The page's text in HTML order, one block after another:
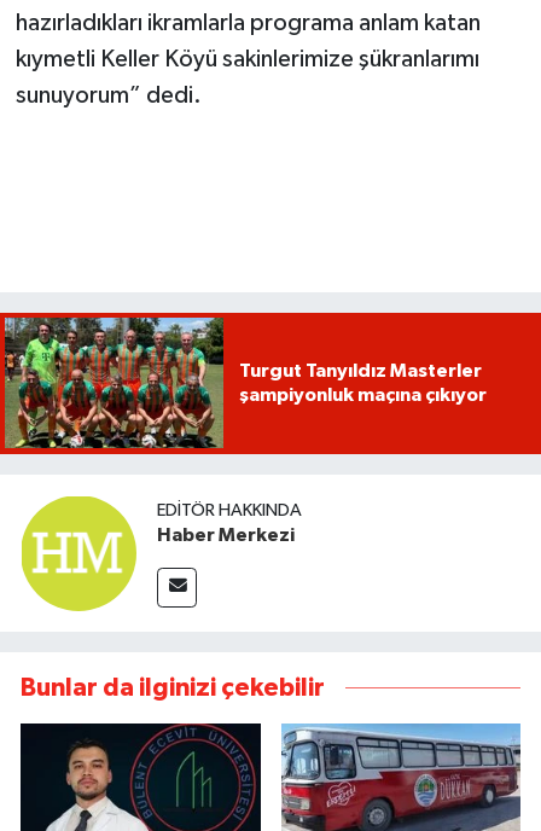
hazırladıkları ikramlarla programa anlam katan
kıymetli Keller Köyü sakinlerimize şükranlarımı
sunuyorum” dedi.
Turgut Tanyıldız Masterler
şampiyonluk maçına çıkıyor
EDITÖR HAKKINDA
Haber Merkezi
Bunlar da ilginizi çekebilir